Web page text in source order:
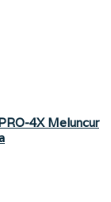
4X Meluncur